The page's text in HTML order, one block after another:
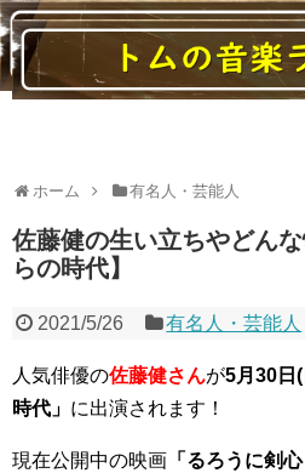
ホーム 有名人・芸能人
佐藤健の生い立ちやどん
らの時代】
2021/5/26 有名人・芸能人
人気俳優の佐藤健さんが5月30日
時代」 に出演されます！
現在公開中の映画 「るろうに剣